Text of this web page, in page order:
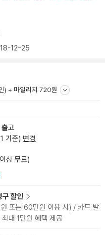
12-25
) + 마일리지 720원
고
기준) 변경
상 무료)
구 할인
또는 60만원 이용 시) / 카드 발
대 1만원 혜택 제공